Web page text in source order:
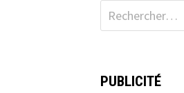
Rechercher :
PUBLICITÉ